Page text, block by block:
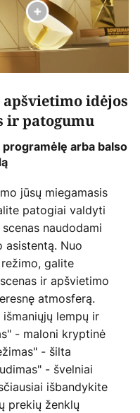
idėjos
ir patogumu
arba balso
jūsų miegamasis
patogiai valdyti
naudodami
asistentą. Nuo
galite
ir apšvietimo
atmosferą.
lempų ir
- maloni kryptinė
- šilta
- švelniai
išbandykite
prekių ženklų